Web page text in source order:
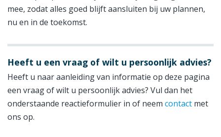
mee, zodat alles goed blijft aansluiten bij uw plannen,
nu en in de toekomst.
Heeft u een vraag of wilt u persoonlijk advies?
Heeft u naar aanleiding van informatie op deze pagina
een vraag of wilt u persoonlijk advies? Vul dan het
onderstaande reactieformulier in of neem contact met
ons op.